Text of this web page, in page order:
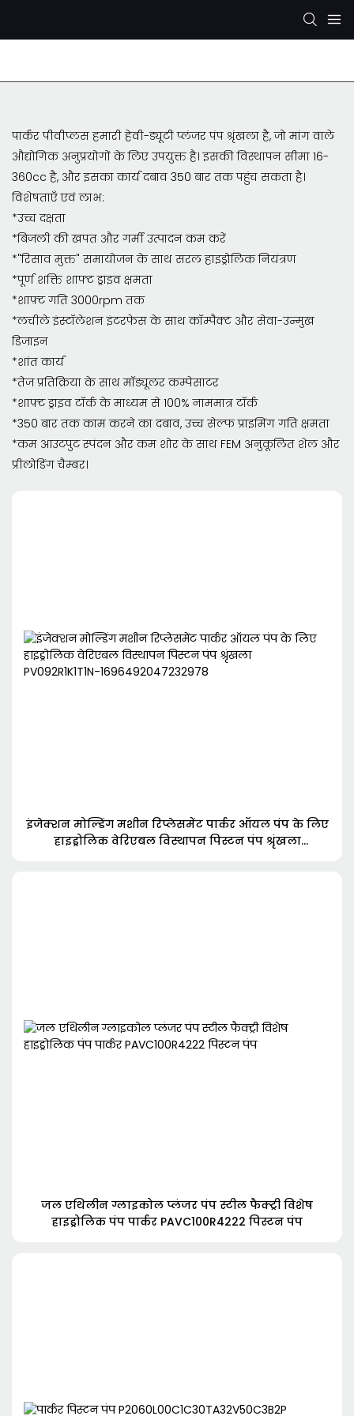
पार्कर पीवीप्लस हमारी हेवी-ड्यूटी प्लंजर पंप श्रृंखला है, जो मांग वाले
औद्योगिक अनुप्रयोगों के लिए उपयुक्त है। इसकी विस्थापन सीमा 16-
360cc है, और इसका कार्य दबाव 350 बार तक पहुंच सकता है।
विशेषताएँ एवं लाभ:
*उच्च दक्षता
*बिजली की खपत और गर्मी उत्पादन कम करें
*"रिसाव मुक्त" समायोजन के साथ सरल हाइड्रोलिक नियंत्रण
*पूर्ण शक्ति शाफ्ट ड्राइव क्षमता
*शाफ़्ट गति 3000rpm तक
*लचीले इंस्टॉलेशन इंटरफेस के साथ कॉम्पैक्ट और सेवा-उन्मुख
डिजाइन
*शांत कार्य
*तेज प्रतिक्रिया के साथ मॉड्यूलर कम्पेसाटर
*शाफ़्ट ड्राइव टॉर्क के माध्यम से 100% नाममात्र टॉर्क
*350 बार तक काम करने का दबाव, उच्च सेल्फ प्राइमिंग गति क्षमता
*कम आउटपुट स्पंदन और कम शोर के साथ FEM अनुकूलित शेल और
प्रीलोडिंग चैम्बर।
इंजेक्शन मोल्डिंग मशीन रिप्लेसमेंट पार्कर ऑयल पंप के लिए
हाइड्रोलिक वेरिएबल विस्थापन पिस्टन पंप श्रृंखला
जल एथिलीन ग्लाइकोल प्लंजर पंप स्टील फैक्ट्री विशेष
हाइड्रोलिक पंप पार्कर PAVC100R4222 पिस्टन पंप